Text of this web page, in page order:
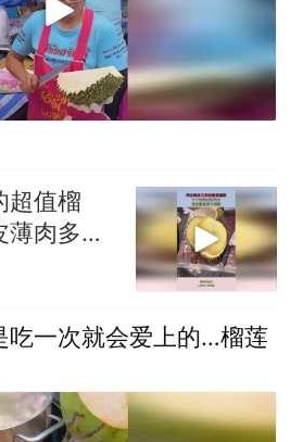
超值榴
肉多，
！
吃一次就会爱上的…榴莲